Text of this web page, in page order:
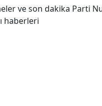
ve son dakika Parti
haberleri